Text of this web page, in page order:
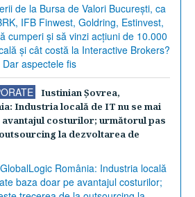
Iustinian Şovrea,
Industria locală de IT nu se mai
avantajul costurilor; următorul pas
la dezvoltarea de